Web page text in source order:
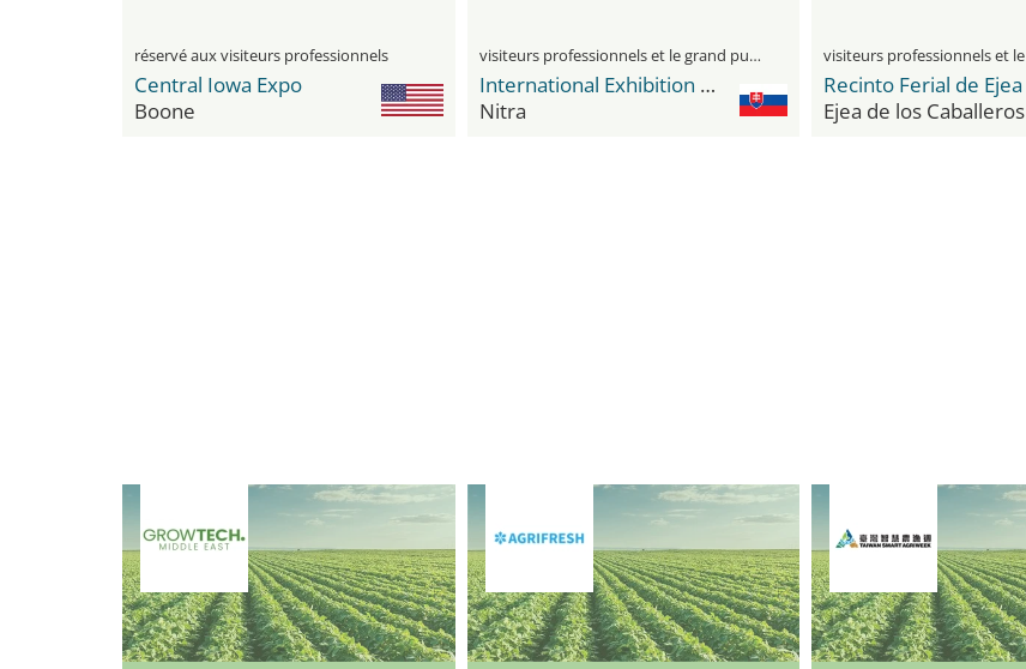
réservé aux visiteurs professionnels
Central Iowa Expo
Boone
visiteurs professionnels et le grand public
International Exhibition Center Agrokomplex
Nitra
Recinto Ferial de Ejea
Ejea de los Caballeros